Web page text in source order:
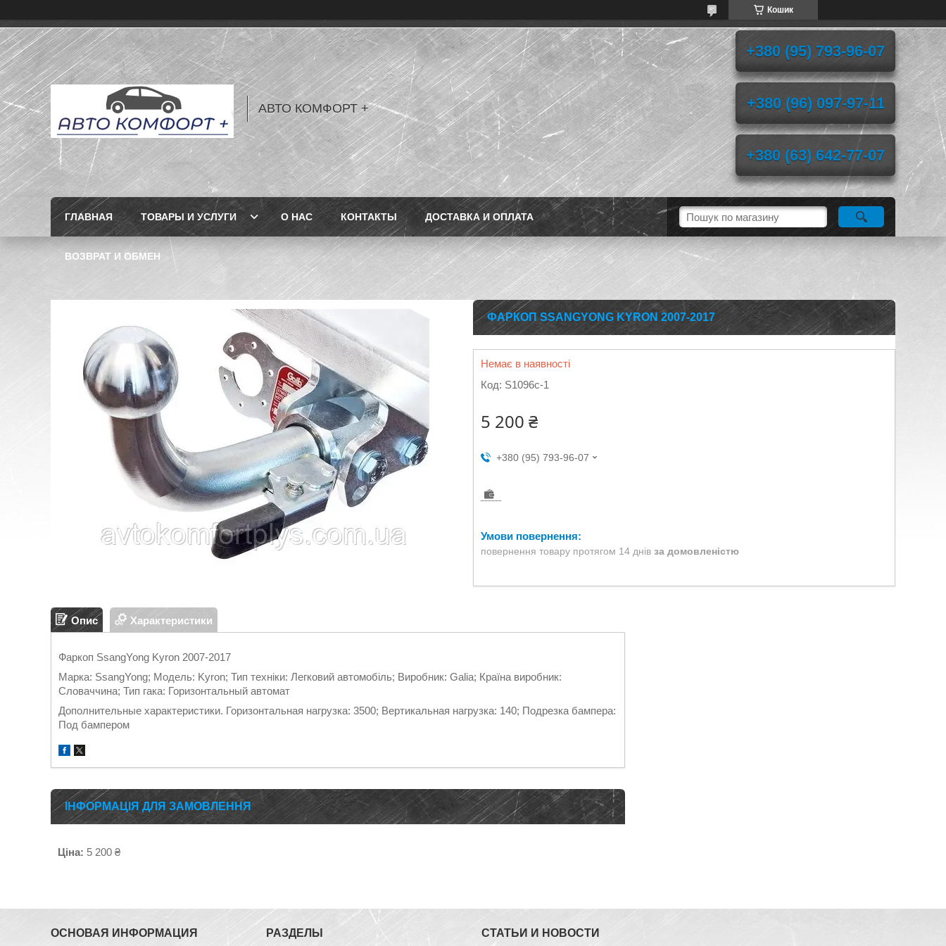
Кошик
АВТО КОМФОРТ +
+380 (95) 793-96-07
+380 (96) 097-97-11
+380 (63) 642-77-07
ГЛАВНАЯ ТОВАРЫ И УСЛУГИ О НАС КОНТАКТЫ ДОСТАВКА И ОПЛАТА
ВОЗВРАТ И ОБМЕН
ФАРКОП SSANGYONG KYRON 2007-2017
Немає в наявності
Код: S1096c-1
5 200 ₴
+380 (95) 793-96-07
повернення товару протягом 14 днів за домовленістю
Опис Характеристики
Фаркоп SsangYong Kyron 2007-2017
Марка: SsangYong; Модель: Kyron; Тип техніки: Легковий автомобіль; Виробник: Galia; Країна виробник:
Словаччина; Тип гака: Горизонтальный автомат
Дополнительные характеристики. Горизонтальная нагрузка: 3500; Вертикальная нагрузка: 140; Подрезка бампера:
Под бампером
ІНФОРМАЦІЯ ДЛЯ ЗАМОВЛЕННЯ
Ціна: 5 200 ₴
ОСНОВАЯ ИНФОРМАЦИЯ РАЗДЕЛЫ СТАТЬИ И НОВОСТИ